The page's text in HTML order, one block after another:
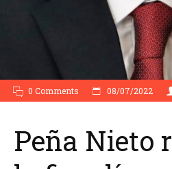
0 Comments 08/07/2022
Peña Nieto